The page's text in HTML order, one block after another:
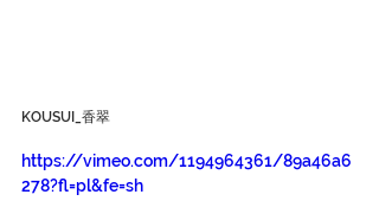
KOUSUI_香翠
https://vimeo.com/1194964361/89a46a6
278?fl=pl&fe=sh